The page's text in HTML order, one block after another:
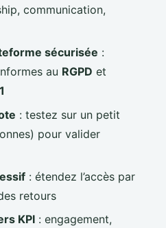
communication,
sécurisée :
au RGPD et
: testez sur un petit
pour valider
: étendez l’accès par
retours
KPI : engagement,